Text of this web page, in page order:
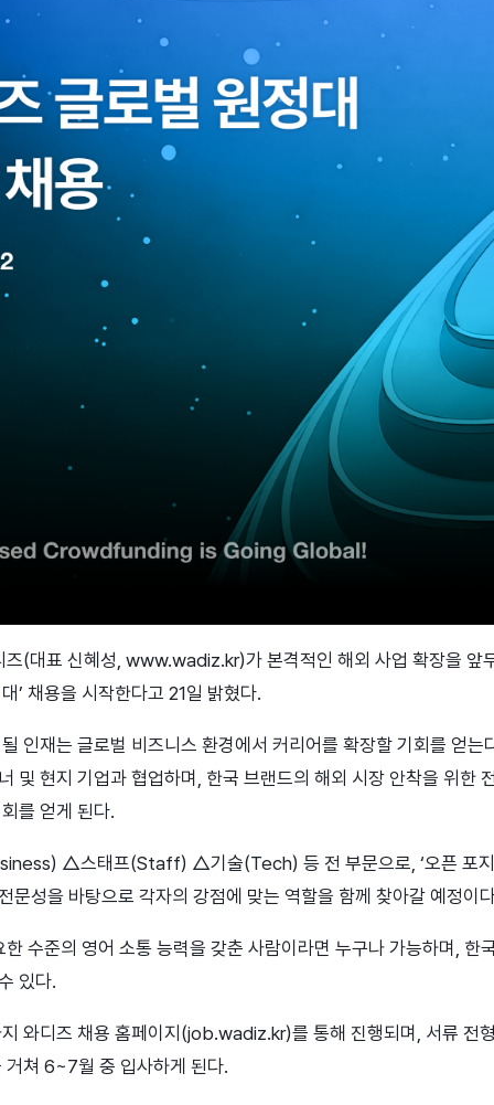
(대표 신혜성, www.wadiz.kr)가 본격적인 해외 사업 확장을 앞
’ 채용을 시작한다고 21일 밝혔다.
인재는 글로벌 비즈니스 환경에서 커리어를 확장할 기회를 얻는
및 현지 기업과 협업하며, 한국 브랜드의 해외 시장 안착을 위한
를 얻게 된다.
△스태프(Staff) △기술(Tech) 등 전 부문으로, ‘오픈 포지
문성을 바탕으로 각자의 강점에 맞는 역할을 함께 찾아갈 예정이
수준의 영어 소통 능력을 갖춘 사람이라면 누구나 가능하며, 한
있다.
와디즈 채용 홈페이지(job.wadiz.kr)를 통해 진행되며, 서류 전
거쳐 6~7월 중 입사하게 된다.